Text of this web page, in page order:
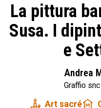
La pittura
Susa. I
e
Andrea
Graffio
candle Art sacrémuseum